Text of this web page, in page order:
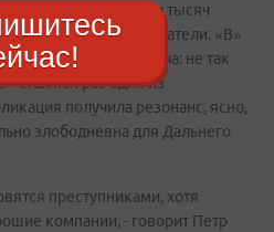
сотен, а может, и тысяч
ущемляют работодатели. «В»
Петра Ивановича: не так
стал как раз один из
получила резонанс, ясно,
злободневна для Дальнего
преступниками, хотя
компании, - говорит Петр